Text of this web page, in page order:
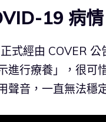
19 病情
式經由 COVER
進行療養」，很可
聲音，一直無法穩